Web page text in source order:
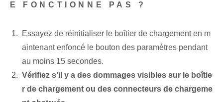
E FONCTIONNE PAS ?
Essayez de ⁤réinitialiser⁤ le boîtier de chargement en m
aintenant enfoncé le bouton des paramètres pendant
au moins 15 secondes.
Vérifiez s'il y a des dommages visibles sur le boîtie
r de chargement ou des connecteurs de chargeme